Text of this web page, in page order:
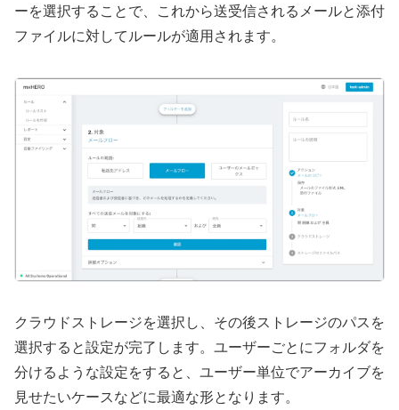
ーを選択することで、これから送受信されるメールと添付
ファイルに対してルールが適用されます。
クラウドストレージを選択し、その後ストレージのパスを
選択すると設定が完了します。ユーザーごとにフォルダを
分けるような設定をすると、ユーザー単位でアーカイブを
見せたいケースなどに最適な形となります。